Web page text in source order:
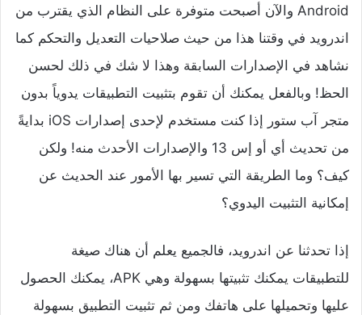
Android والآن أصبحت متوفرة على النظام الذي يقترب من
اندرويد في وقتنا هذا من حيث صلاحيات التعديل والتحكم كما
نشاهد في الإصدارات السابقة وهذا لا شك في ذلك لحسن
الحظ! وبالفعل يمكنك أن تقوم بتثبيت التطبيقات يدوياً بدون
متجر آب ستور إذا كنت مستخدم لإحدى إصدارات iOS بدايةً
من تحديث أي أو إس 13 والإصدارات الأحدث منه! ولكن
كيف؟ وما الطريقة التي تسير بها الأمور عند الحديث عن
إمكانية التثبيت اليدوي؟
إذا تحدثنا عن اندرويد، فالجميع يعلم أن هناك صيغة
للتطبيقات يمكنك تثبيتها بسهولة وهي APK، يمكنك الحصول
عليها وتحميلها على هاتفك ومن ثم تثبيت التطبيق بسهولة